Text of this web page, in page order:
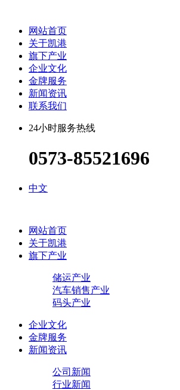
网站首页
关于凯港
旗下产业
企业文化
金牌服务
新闻资讯
联系我们
24小时服务热线
0573-85521696
中文
网站首页
关于凯港
旗下产业
储运产业
汽车销售产业
码头产业
企业文化
金牌服务
新闻资讯
公司新闻
行业新闻